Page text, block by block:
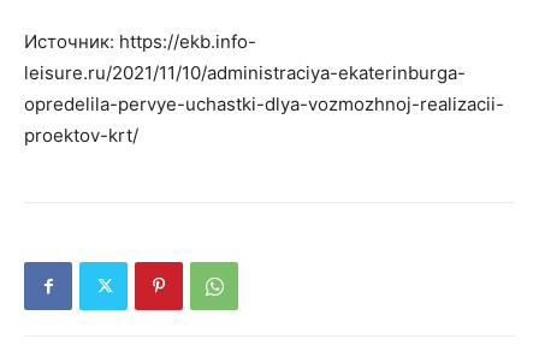
Источник: https://ekb.info-
leisure.ru/2021/11/10/administraciya-ekaterinburga-
opredelila-pervye-uchastki-dlya-vozmozhnoj-realizacii-
proektov-krt/